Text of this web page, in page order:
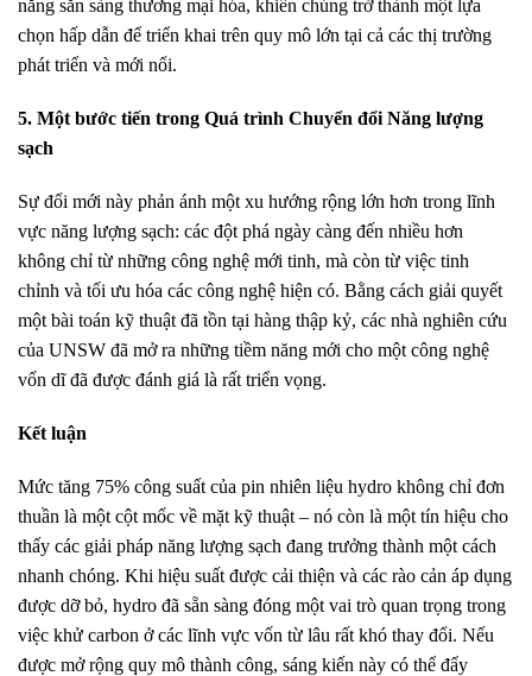
năng sẵn sàng thương mại hóa, khiến chúng trở thành một lựa
chọn hấp dẫn để triển khai trên quy mô lớn tại cả các thị trường
phát triển và mới nổi.
5. Một bước tiến trong Quá trình Chuyển đổi Năng lượng
sạch
Sự đổi mới này phản ánh một xu hướng rộng lớn hơn trong lĩnh
vực năng lượng sạch: các đột phá ngày càng đến nhiều hơn
không chỉ từ những công nghệ mới tinh, mà còn từ việc tinh
chỉnh và tối ưu hóa các công nghệ hiện có. Bằng cách giải quyết
một bài toán kỹ thuật đã tồn tại hàng thập kỷ, các nhà nghiên cứu
của UNSW đã mở ra những tiềm năng mới cho một công nghệ
vốn dĩ đã được đánh giá là rất triển vọng.
Kết luận
Mức tăng 75% công suất của pin nhiên liệu hydro không chỉ đơn
thuần là một cột mốc về mặt kỹ thuật – nó còn là một tín hiệu cho
thấy các giải pháp năng lượng sạch đang trưởng thành một cách
nhanh chóng. Khi hiệu suất được cải thiện và các rào cản áp dụng
được dỡ bỏ, hydro đã sẵn sàng đóng một vai trò quan trọng trong
việc khử carbon ở các lĩnh vực vốn từ lâu rất khó thay đổi. Nếu
được mở rộng quy mô thành công, sáng kiến này có thể đẩy